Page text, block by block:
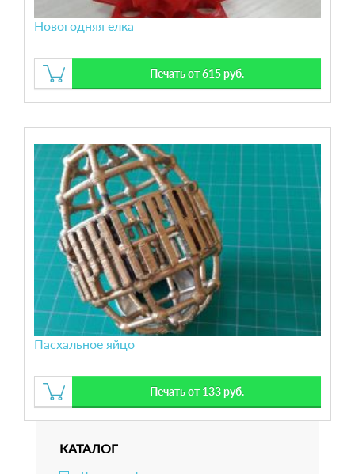
Новогодняя елка
Печать от 615 руб.
Пасхальное яйцо
Печать от 133 руб.
КАТАЛОГ